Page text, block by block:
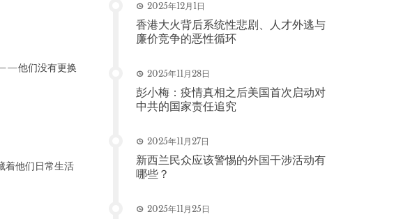
——他们没有更换
着他们日常生活
2025年12月1日
香港大火背后系统性悲剧、人才外逃与
廉价竞争的恶性循环
2025年11月28日
彭小梅：疫情真相之后美国首次启动对
中共的国家责任追究
2025年11月27日
新西兰民众应该警惕的外国干涉活动有
哪些？
2025年11月25日